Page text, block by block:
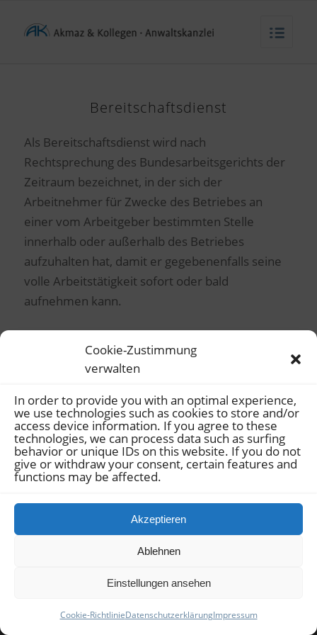
Cookie-Zustimmung
verwalten
In order to provide you with an optimal experience,
we use technologies such as cookies to store and/or
access device information. If you agree to these
technologies, we can process data such as surfing
behavior or unique IDs on this website. If you do not
give or withdraw your consent, certain features and
functions may be affected.
Akzeptieren
Ablehnen
Einstellungen ansehen
Cookie-RichtlinieDatenschutzerklärungImpressum
Bereitschaftsdienst
Als Bereitschaftsdienst wird nach
Rechtsprechung des Bundesarbeitsgerichts der
Zeitraum bezeichnet, in der sich der
Arbeitnehmer für Zwecke des Betriebes an
einer vom Arbeitgeber bestimmten Stelle
innerhalb oder außerhalb des Betriebes
aufzuhalten hat, damit er gegebenenfalls seine
volle Arbeitstätigkeit sofort oder bald
aufnehmen kann.
GmbH|Sitemap|Datenschutz|Impressum|Cookie-Richtlinie
(EU)